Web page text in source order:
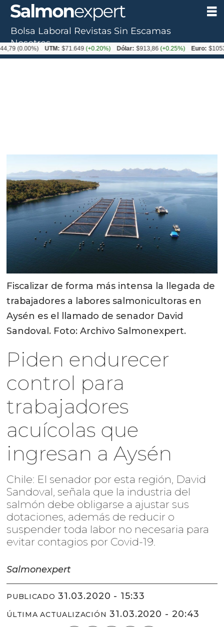
Fiscalizar de forma más intensa la llegada de
trabajadores a labores salmonicultoras en
Aysén es el llamado de senador David
Sandoval. Foto: Archivo Salmonexpert.
Piden endurecer
control para
trabajadores
acuícolas que
ingresan a Aysén
Chile: El senador por esta región, David
Sandoval, señala que la industria del
salmón debe obligarse a ajustar sus
dotaciones, además de reducir o
suspender toda labor no necesaria para
evitar contagios por Covid-19.
Salmonexpert
PUBLICADO 31.03.2020 - 15:33
ÚLTIMA ACTUALIZACIÓN 31.03.2020 - 20:43
Bolsa Laboral Revistas Sin Escamas
Nosotros
UTM: $71.649(+0.20%) Dólar: $913,86(+0.25%) Euro: $1053,08(-